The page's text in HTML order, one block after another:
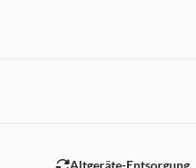
Altgeräte-Entsorgung